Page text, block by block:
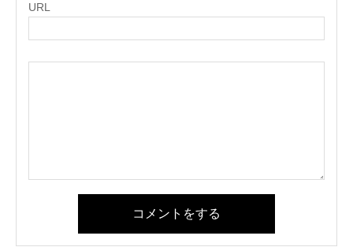
URL
コメントをする